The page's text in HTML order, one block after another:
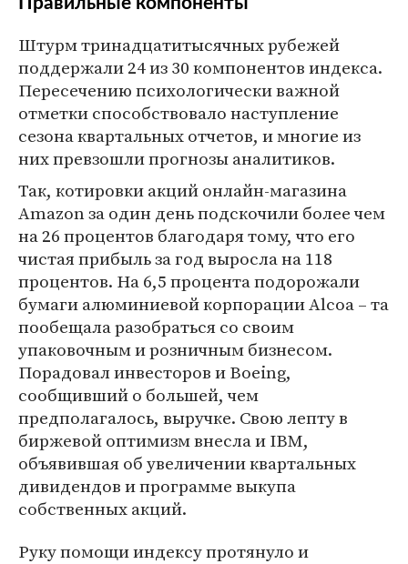
Штурм тринадцатитысячных рубежей
поддержали 24 из 30 компонентов индекса.
Пересечению психологически важной
отметки способствовало наступление
сезона квартальных отчетов, и многие из
них превзошли прогнозы аналитиков.
Так, котировки акций онлайн-магазина
Amazon за один день подскочили более чем
на 26 процентов благодаря тому, что его
чистая прибыль за год выросла на 118
процентов. На 6,5 процента подорожали
бумаги алюминиевой корпорации Alcoa – та
пообещала разобраться со своим
упаковочным и розничным бизнесом.
Порадовал инвесторов и Boeing,
сообщивший о большей, чем
предполагалось, выручке. Свою лепту в
биржевой оптимизм внесла и IBM,
объявившая об увеличении квартальных
дивидендов и программе выкупа
собственных акций.
Руку помощи индексу протянуло и